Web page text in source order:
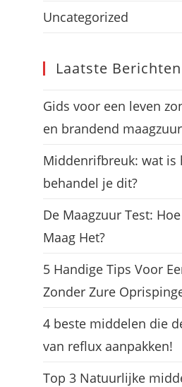
Uncategorized
Laatste Berichten
Gids voor een leven
en brandend maagzuur
Middenrifbreuk: wat is
behandel je dit?
De Maagzuur Test:
Maag Het?
5 Handige Tips Voor
Zonder Zure
4 beste middelen die
van reflux aanpakken!
Top 3 Natuurlijke